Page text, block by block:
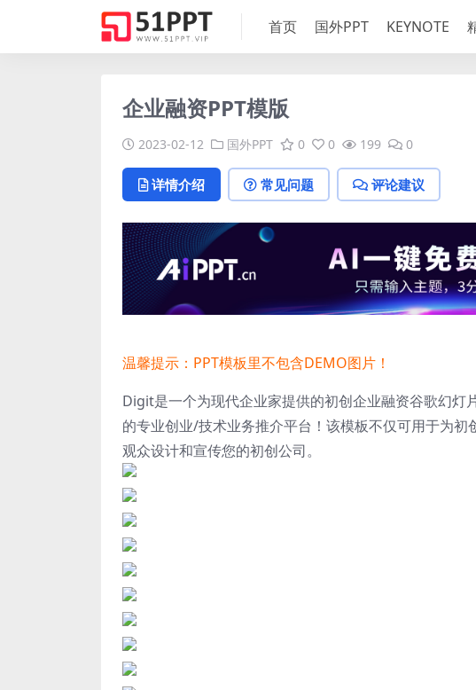
首页 国外PPT KEYNOTE
企业融资PPT模版
2023-02-12 国外PPT 0 0 199 0
详情介绍 常见问题 评论建议
温馨提示：PPT模板里不包含DEMO图片！
Digit是一个为现代企业家提供的初创企业融资谷歌幻
的专业创业/技术业务推介平台！该模板不仅可用于为
观众设计和宣传您的初创公司。